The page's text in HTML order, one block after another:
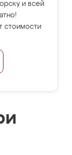
и всей
стоимости